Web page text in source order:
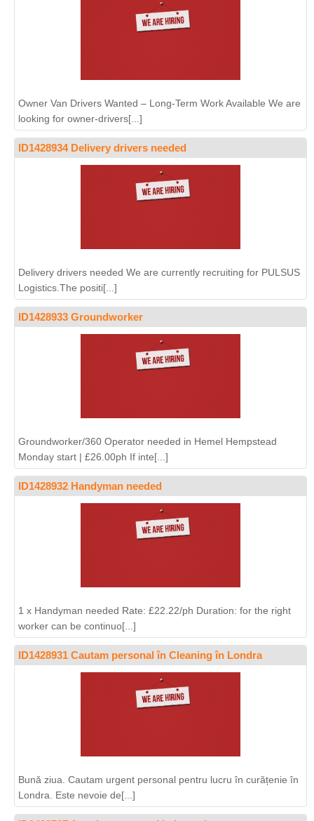
Owner Van Drivers Wanted – Long-Term Work Available We are
looking for owner-drivers[...]
ID1428934 Delivery drivers needed
Delivery drivers needed We are currently recruiting for PULSUS
Logistics.The positi[...]
ID1428933 Groundworker
Groundworker/360 Operator needed in Hemel Hempstead
Monday start | £26.00ph If inte[...]
ID1428932 Handyman needed
1 x Handyman needed Rate: £22.22/ph Duration: for the right
worker can be continuo[...]
ID1428931 Cautam personal în Cleaning în Londra
Bună ziua. Cautam urgent personal pentru lucru în curățenie în
Londra. Este nevoie de[...]